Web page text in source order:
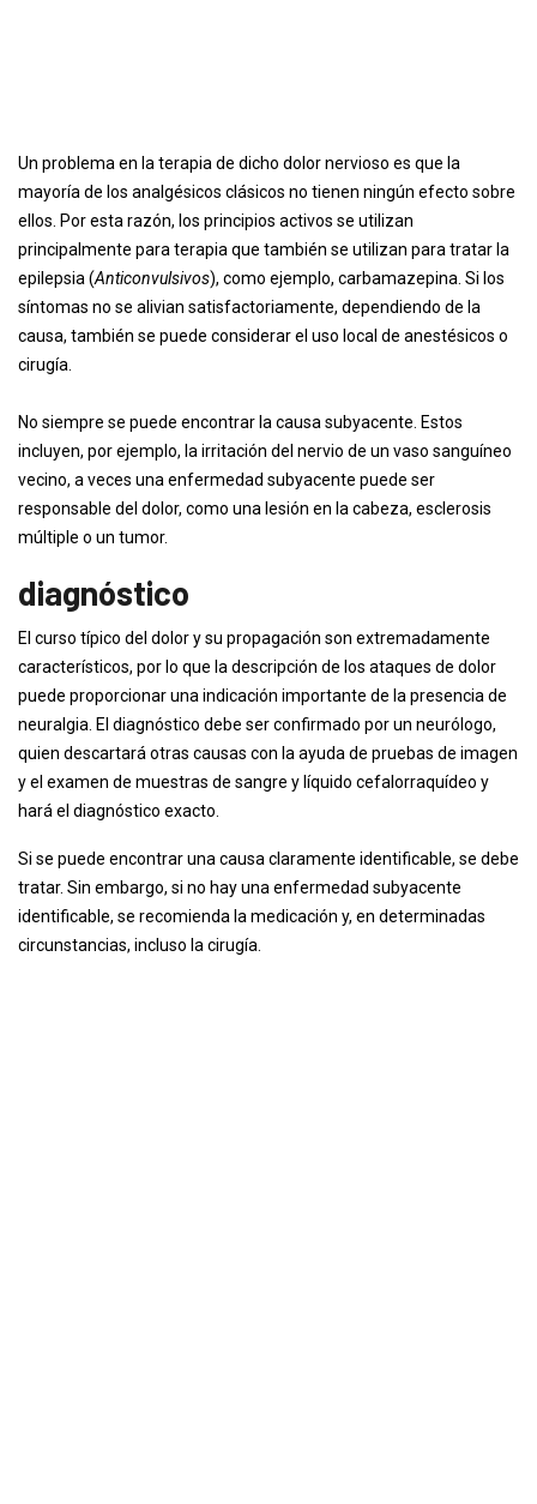
Un problema en la terapia de dicho dolor nervioso es que la
mayoría de los analgésicos clásicos no tienen ningún efecto sobre
ellos. Por esta razón, los principios activos se utilizan
principalmente para terapia que también se utilizan para tratar la
epilepsia (Anticonvulsivos), como ejemplo, carbamazepina. Si los
síntomas no se alivian satisfactoriamente, dependiendo de la
causa, también se puede considerar el uso local de anestésicos o
cirugía.
No siempre se puede encontrar la causa subyacente. Estos
incluyen, por ejemplo, la irritación del nervio de un vaso sanguíneo
vecino, a veces una enfermedad subyacente puede ser
responsable del dolor, como una lesión en la cabeza, esclerosis
múltiple o un tumor.
diagnóstico
El curso típico del dolor y su propagación son extremadamente
característicos, por lo que la descripción de los ataques de dolor
puede proporcionar una indicación importante de la presencia de
neuralgia. El diagnóstico debe ser confirmado por un neurólogo,
quien descartará otras causas con la ayuda de pruebas de imagen
y el examen de muestras de sangre y líquido cefalorraquídeo y
hará el diagnóstico exacto.
Si se puede encontrar una causa claramente identificable, se debe
tratar. Sin embargo, si no hay una enfermedad subyacente
identificable, se recomienda la medicación y, en determinadas
circunstancias, incluso la cirugía.